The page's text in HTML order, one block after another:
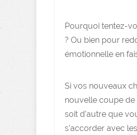
Pourquoi tentez-
? Ou bien pour
émotionnelle en
Si vos nouveaux
nouvelle coupe
soit d’autre que
s’accorder avec